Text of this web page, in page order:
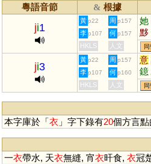
粵語音節 & 根據
ji1
黃 p22 周 p157 她
黟
檹
李 p107 何 p157
HKLS 人文
ji3
黃 p22 周 p157 意
鐿
李 p107 何 p160
HKLS 人文
本字庫於「衣 」字下錄有20個方言
一衣帶水, 天衣無縫, 宵衣旰食, 衣冠